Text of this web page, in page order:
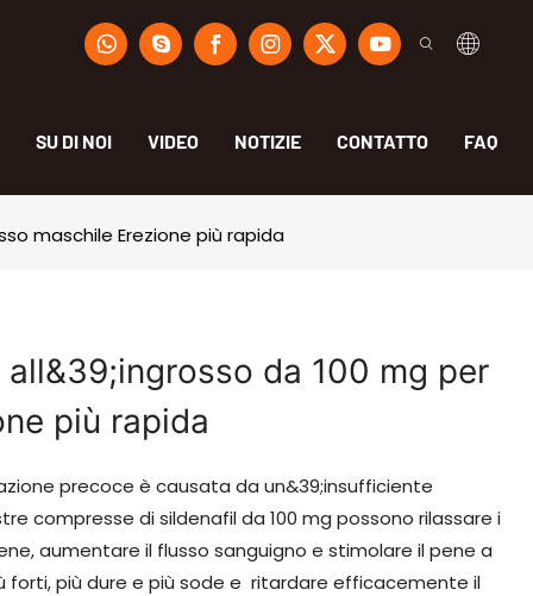
SU DI NOI VIDEO NOTIZIE CONTATTO FAQ
maschile Erezione più rapida
da 100 mg per
più rapida
precoce è causata da un&39;insufficiente
compresse di sildenafil da 100 mg possono rilassare i
aumentare il flusso sanguigno e stimolare il pene a
forti, più dure e più sode e ritardare efficacemente il